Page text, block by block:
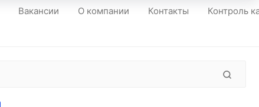
Вакансии О компании Контакты Контроль